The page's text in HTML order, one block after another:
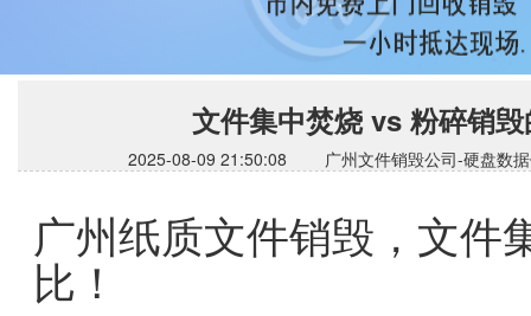
文件集中焚烧 vs 粉碎销
2025-08-09 21:50:08 广州文件销毁公司-硬盘数
广州纸质文件销毁，文件
比！